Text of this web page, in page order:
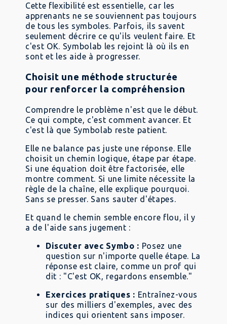
Cette flexibilité est essentielle, car les
apprenants ne se souviennent pas toujours
de tous les symboles. Parfois, ils savent
seulement décrire ce qu'ils veulent faire. Et
c'est OK. Symbolab les rejoint là où ils en
sont et les aide à progresser.
Choisit une méthode structurée
pour renforcer la compréhension
Comprendre le problème n'est que le début.
Ce qui compte, c'est comment avancer. Et
c'est là que Symbolab reste patient.
Elle ne balance pas juste une réponse. Elle
choisit un chemin logique, étape par étape.
Si une équation doit être factorisée, elle
montre comment. Si une limite nécessite la
règle de la chaîne, elle explique pourquoi.
Sans se presser. Sans sauter d'étapes.
Et quand le chemin semble encore flou, il y
a de l'aide sans jugement :
Discuter avec Symbo : Posez une
question sur n'importe quelle étape. La
réponse est claire, comme un prof qui
dit : "C'est OK, regardons ensemble."
Exercices pratiques : Entraînez-vous
sur des milliers d'exemples, avec des
indices qui orientent sans imposer.